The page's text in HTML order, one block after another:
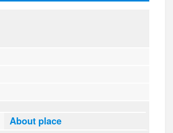
About place